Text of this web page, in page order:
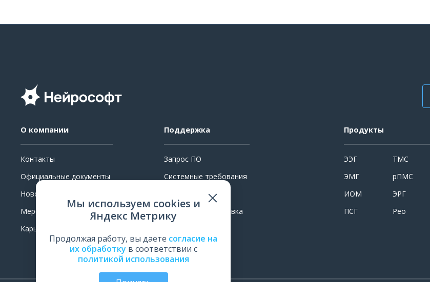
О компании
Контакты
Официальные документы
Новости
Мероприятия
Карьера
Поддержка
Запрос ПО
Системные требования
Поверка и калибровка
Оценить работу
Продукты
ЭЭГ
ЭМГ
ИОМ
ПСГ
ТМС
рПМС
ЭРГ
Рео
Мы используем cookies и
Яндекс Метрику
Продолжая работу, вы даете согласие на
их обработку в соответствии с
политикой использования